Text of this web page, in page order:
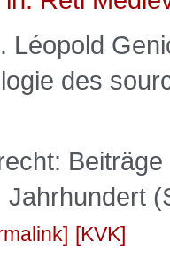
Léopold
des
Jahrhundert
KVK